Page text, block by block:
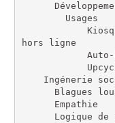
        Usages
hors ligne
Ingénerie
Blagues
      Empathie
Logique de